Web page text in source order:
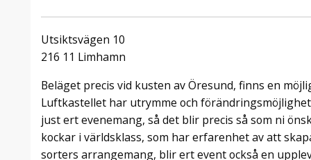
Utsiktsvägen 10
216 11 Limhamn
Beläget precis vid kusten av Öresund, finns en
Luftkastellet har utrymme och
just ert evenemang, så det blir precis så som ni
kockar i världsklass, som har erfarenhet av att
sorters arrangemang, blir ert event också en
av att
här är
Erbjudande från Sheraton
Julerbjudande
Välkommen att fira in julen
2026 hos oss. Mellan den 23
november och 19 december
förvandlar vi våra lokaler till en
stämningsfull mötesplats där
hantverk, tradi ...